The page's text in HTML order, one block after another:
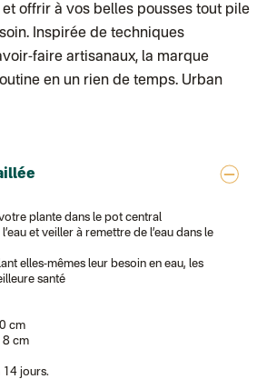
Bounce)
offrir à vos belles pousses tout pile
Inspirée de techniques
faire artisanaux, la marque
en un rien de temps. Urban
plante dans le pot central
et veiller à remettre de l’eau dans le
elles-mêmes leur besoin en eau, les
santé
cm
8 cm
14 jours.